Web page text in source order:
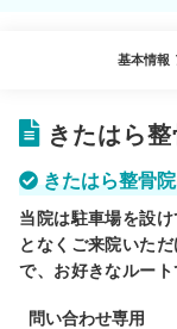
基本情報
きたはら
きたはら整骨
当院は駐車場を設
となくご来院いた
で、お好きなルート
問い合わせ専用